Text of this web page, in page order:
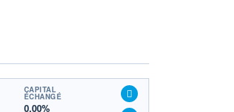
CAPITAL
ÉCHANGÉ
0,00%